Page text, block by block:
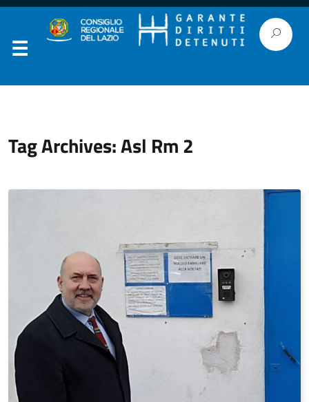
Tag Archives: Asl Rm 2